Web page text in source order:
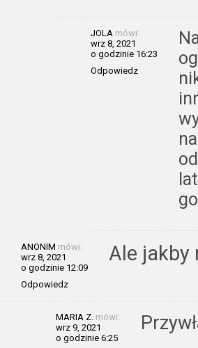
JOLA mówi:
wrz 8, 2021
o godzinie 16:23
Odpowiedz
ANONIM mówi:
wrz 8, 2021
o godzinie 12:09
Odpowiedz
Ale jakby
MARIA Z. mówi:
wrz 9, 2021
o godzinie 6:25